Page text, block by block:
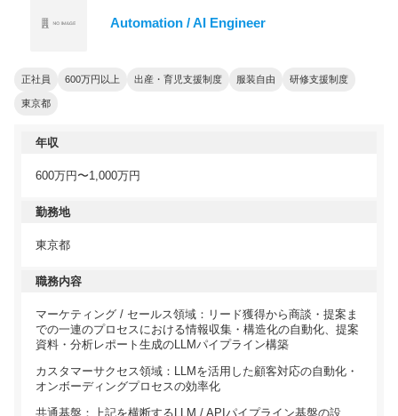
Automation / AI Engineer
正社員 600万円以上 出産・育児支援制度 服装自由 研修支援制度
東京都
年収
600万円〜1,000万円
勤務地
東京都
職務内容
マーケティング / セールス領域：リード獲得から商談・提案ま
での一連のプロセスにおける情報収集・構造化の自動化、提案
資料・分析レポート生成のLLMパイプライン構築
カスタマーサクセス領域：LLMを活用した顧客対応の自動化・
オンボーディングプロセスの効率化
共通基盤：上記を横断するLLM / APIパイプライン基盤の設